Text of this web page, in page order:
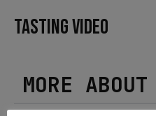
MORE
TASTING VIDEO